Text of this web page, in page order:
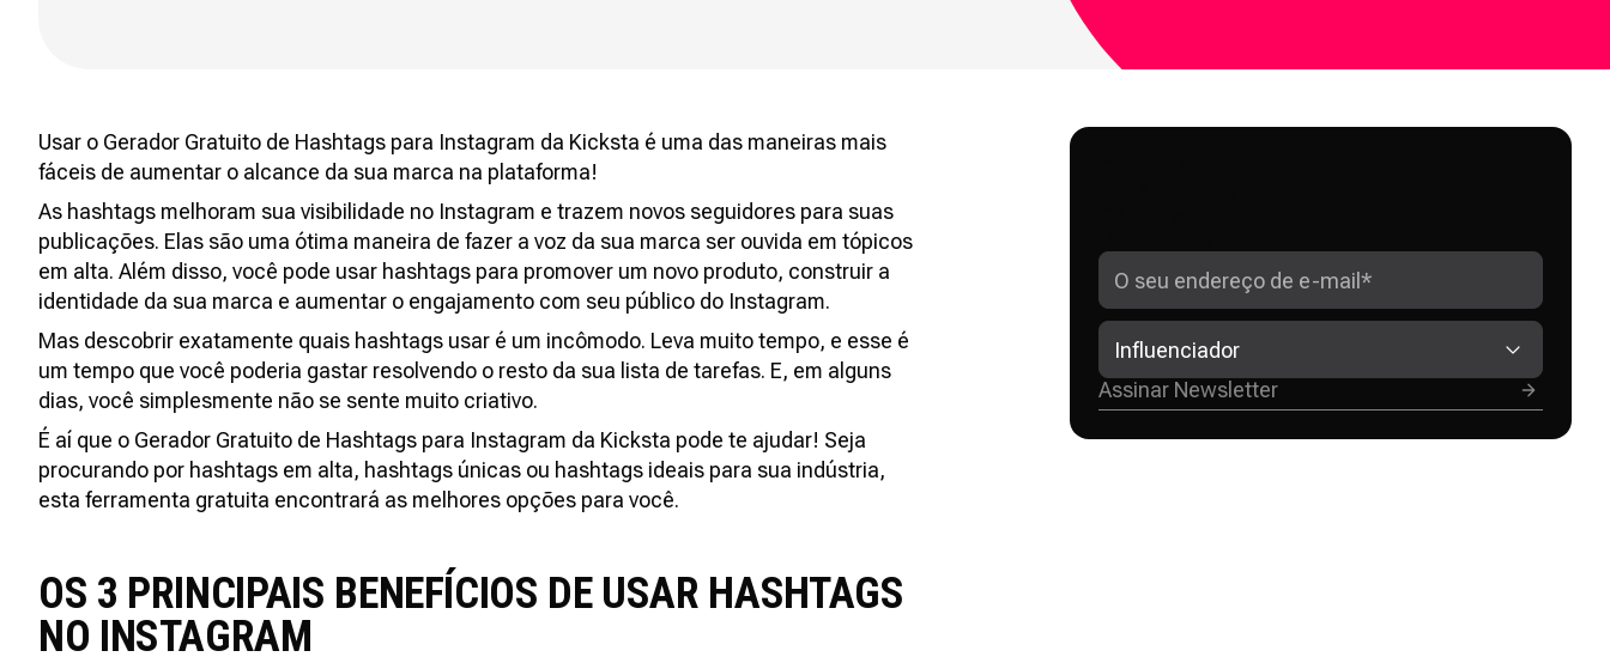
Usar o Gerador Gratuito de Hashtags para Instagram da Kicksta é uma das maneiras mais
fáceis de aumentar o alcance da sua marca na plataforma!
As hashtags melhoram sua visibilidade no Instagram e trazem novos seguidores para suas
publicações. Elas são uma ótima maneira de fazer a voz da sua marca ser ouvida em tópicos
em alta. Além disso, você pode usar hashtags para promover um novo produto, construir a
identidade da sua marca e aumentar o engajamento com seu público do Instagram.
Mas descobrir exatamente quais hashtags usar é um incômodo. Leva muito tempo, e esse é
um tempo que você poderia gastar resolvendo o resto da sua lista de tarefas. E, em alguns
dias, você simplesmente não se sente muito criativo.
É aí que o Gerador Gratuito de Hashtags para Instagram da Kicksta pode te ajudar! Seja
procurando por hashtags em alta, hashtags únicas ou hashtags ideais para sua indústria,
esta ferramenta gratuita encontrará as melhores opções para você.
OS 3 PRINCIPAIS BENEFÍCIOS DE USAR HASHTAGS
NO INSTAGRAM
Influenciador